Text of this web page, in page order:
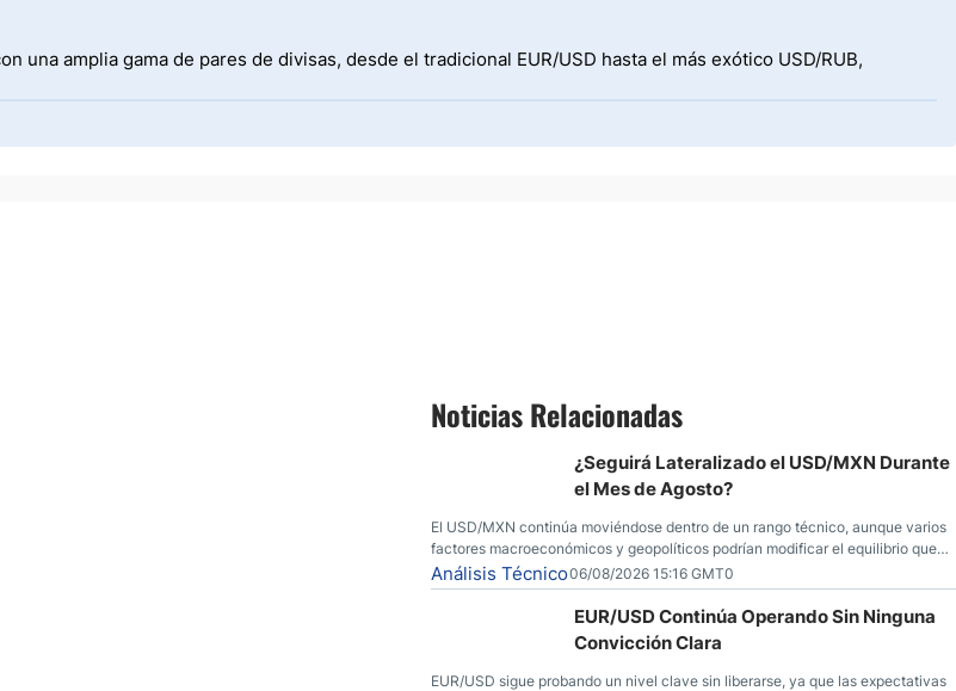
amplia gama de pares de divisas, desde el tradicional EUR/USD hasta el más exótico USD/RUB,
Noticias Relacionadas
¿Seguirá Lateralizado el USD/MXN Durante
el Mes de Agosto?
El USD/MXN continúa moviéndose dentro de un rango técnico, aunque varios
factores macroeconómicos y geopolíticos podrían modificar el equilibrio que
ha dominado al mercado en las últimas semanas.
Análisis Técnico06/08/2026 15:16 GMT0
EUR/USD Continúa Operando Sin Ninguna
Convicción Clara
EUR/USD sigue probando un nivel clave sin liberarse, ya que las expectativas